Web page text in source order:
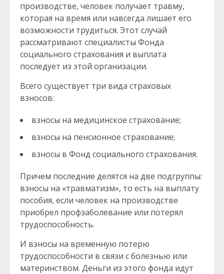
производстве, человек получает травму,
которая на время или навсегда лишает его
возможности трудиться. Этот случай
рассматривают специалисты Фонда
социального страхования и выплата
последует из этой организации.
Всего существует три вида страховых
взносов:
взносы на медицинское страхование;
взносы на пенсионное страхование;
взносы в Фонд социального страхования.
Причем последние делятся на две подгруппы:
взносы на «травматизм», то есть на выплату
пособия, если человек на производстве
приобрел профзаболевание или потерял
трудоспособность.
И взносы на временную потерю
трудоспособности в связи с болезнью или
материнством. Деньги из этого фонда идут